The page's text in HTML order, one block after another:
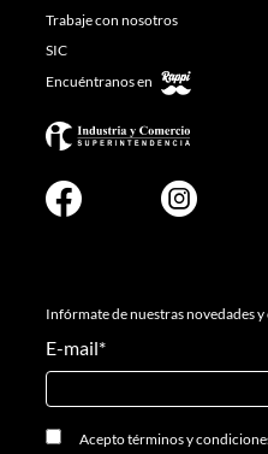
Trabaje con nosotros
SIC
Encuéntranos en
Infórmate de nuestras novedades
E-mail*
Aceptotérminos y